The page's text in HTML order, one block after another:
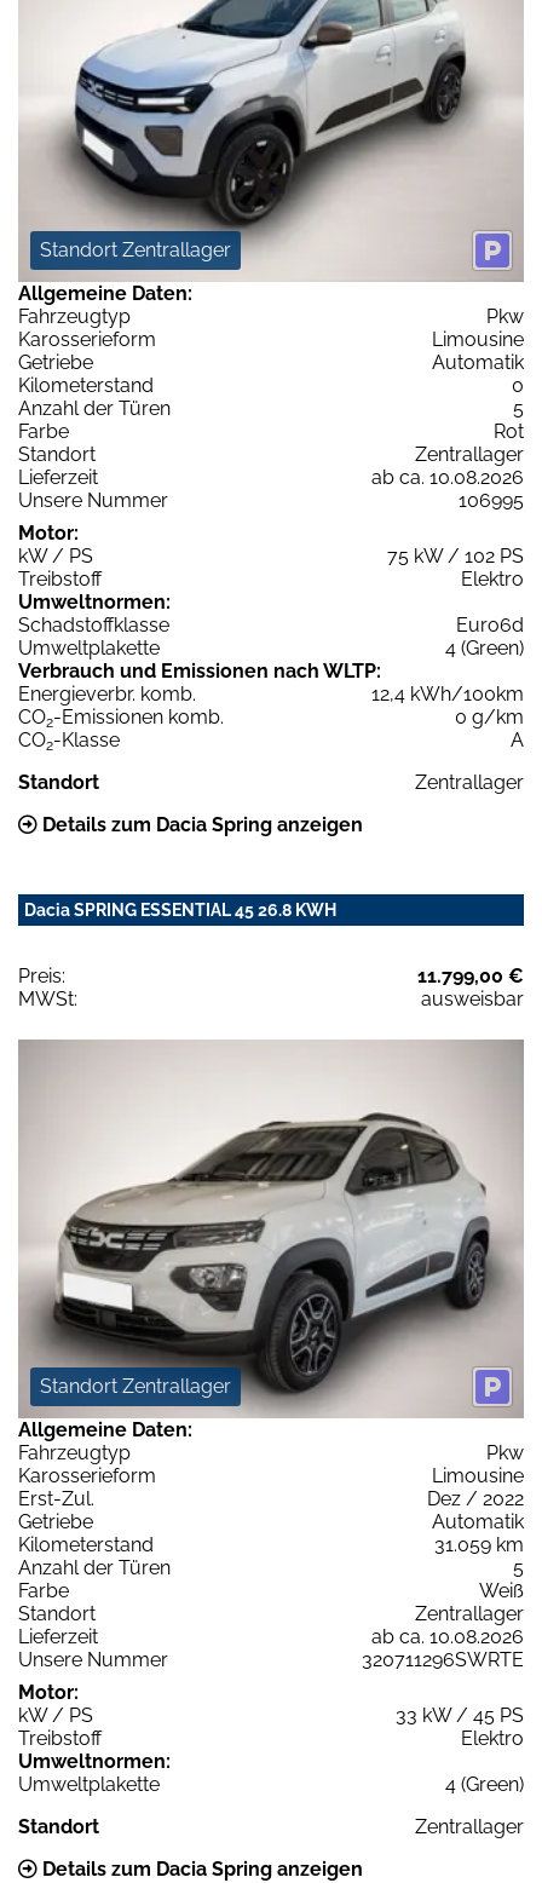
Standort Zentrallager
Allgemeine Daten:
Fahrzeugtyp
Pkw
Karosserieform
Limousine
Getriebe
Automatik
Kilometerstand
0
Anzahl der Türen
5
Farbe
Rot
Standort
Zentrallager
Lieferzeit
ab ca. 10.08.2026
Unsere Nummer
106995
Motor:
kW / PS
75 kW / 102 PS
Treibstoff
Elektro
Umweltnormen:
Schadstoffklasse
Euro6d
Umweltplakette
4 (Green)
Verbrauch und Emissionen nach WLTP:
Energieverbr. komb.
12,4 kWh/100km
CO2-Emissionen komb.
0 g/km
CO2-Klasse
A
Standort
Zentrallager
Details zum Dacia Spring anzeigen
Dacia SPRING ESSENTIAL 45 26.8 KWH
Preis:
11.799,00 €
MWSt:
ausweisbar
Standort Zentrallager
Allgemeine Daten:
Fahrzeugtyp
Pkw
Karosserieform
Limousine
Erst-Zul.
Dez / 2022
Getriebe
Automatik
Kilometerstand
31.059 km
Anzahl der Türen
5
Farbe
Weiß
Standort
Zentrallager
Lieferzeit
ab ca. 10.08.2026
Unsere Nummer
320711296SWRTE
Motor:
kW / PS
33 kW / 45 PS
Treibstoff
Elektro
Umweltnormen:
Umweltplakette
4 (Green)
Standort
Zentrallager
Details zum Dacia Spring anzeigen